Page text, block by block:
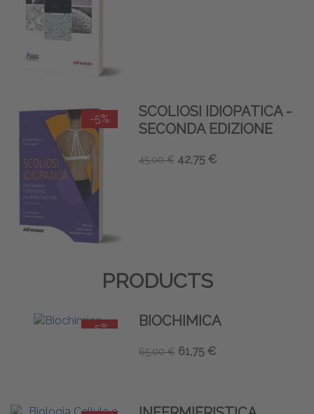
-5%
SCOLIOSI IDIOPATICA -
SECONDA EDIZIONE
45,00 € 42,75 €
PRODUCTS
-5% BIOCHIMICA
65,00 € 61,75 €